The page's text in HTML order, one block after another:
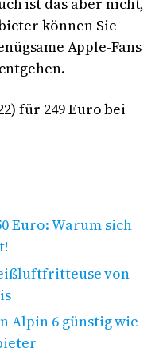
können Sie
Apple-Fans
für 249 Euro bei
Euro: Warum sich
von
Alpin 6 günstig wie